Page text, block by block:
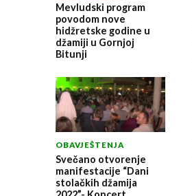
Mevludski program
povodom nove
hidžretske godine u
džamiji u Gornjoj
Bitunji
OBAVJEŠTENJA
Svečano otvorenje
manifestacije “Dani
stolačkih džamija